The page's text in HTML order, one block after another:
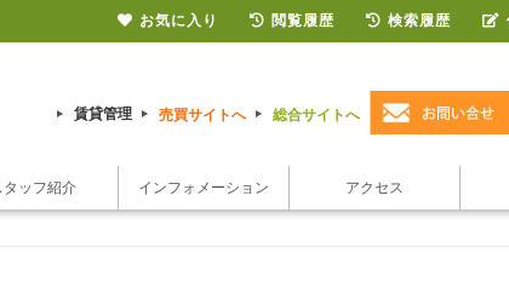
賃貸管理 売買サイトへ 総合サイトへ
タッフ紹介 インフォメーション アクセス
お気に入り 閲覧履歴 検索履歴